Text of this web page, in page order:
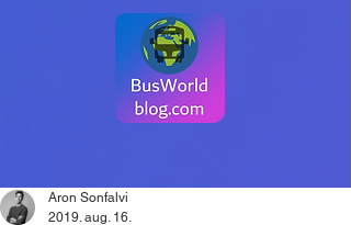
Aron Sonfalvi
2019. aug. 16.